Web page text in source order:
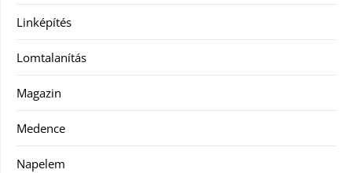
Linképítés
Lomtalanítás
Magazin
Medence
Napelem